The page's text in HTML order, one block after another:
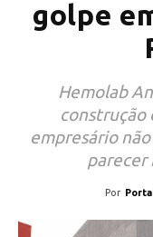
golpe
Hemolab
construção
empresário
parecer
Por